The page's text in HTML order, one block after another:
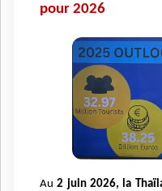
pour 2026
Au2 juin 2026, la